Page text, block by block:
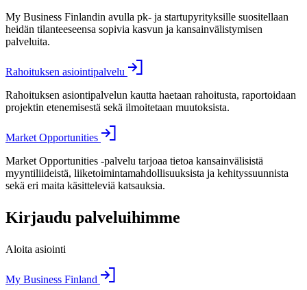
My Business Finlandin avulla pk- ja startupyrityksille suositellaan
heidän tilanteeseensa sopivia kasvun ja kansainvälistymisen
palveluita.
Rahoituksen asiointipalvelu
Rahoituksen asiontipalvelun kautta haetaan rahoitusta, raportoidaan
projektin etenemisestä sekä ilmoitetaan muutoksista.
Market Opportunities
Market Opportunities -palvelu tarjoaa tietoa kansainvälisistä
myyntiliideistä, liiketoimintamahdollisuuksista ja kehityssuunnista
sekä eri maita käsitteleviä katsauksia.
Kirjaudu palveluihimme
Aloita asiointi
My Business Finland